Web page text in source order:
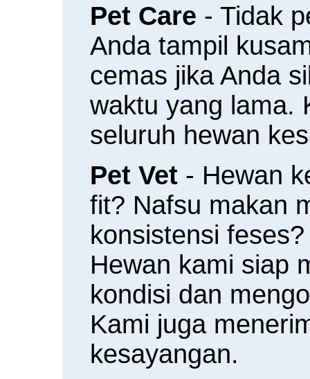
Pet Care - Tidak
Anda tampil
cemas jika Anda
waktu yang lama.
seluruh hewan
Pet Vet - Hewan
fit? Nafsu makan
konsistensi
Hewan kami siap
kondisi dan
Kami juga
kesayangan.